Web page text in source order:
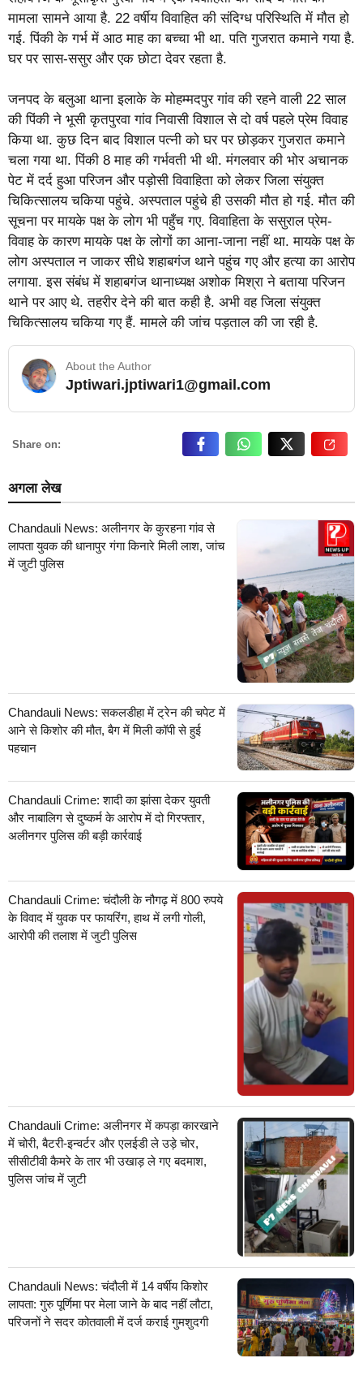
मामला सामने आया है. 22 वर्षीय विवाहित की संदिग्ध परिस्थिति में मौत हो
गई. पिंकी के गर्भ में आठ माह का बच्चा भी था. पति गुजरात कमाने गया है.
घर पर सास-ससुर और एक छोटा देवर रहता है.
जनपद के बलुआ थाना इलाके के मोहम्मदपुर गांव की रहने वाली 22 साल
की पिंकी ने भूसी कृतपुरवा गांव निवासी विशाल से दो वर्ष पहले प्रेम विवाह
किया था. कुछ दिन बाद विशाल पत्नी को घर पर छोड़कर गुजरात कमाने
चला गया था. पिंकी 8 माह की गर्भवती भी थी. मंगलवार की भोर अचानक
पेट में दर्द हुआ परिजन और पड़ोसी विवाहिता को लेकर जिला संयुक्त
चिकित्सालय चकिया पहुंचे. अस्पताल पहुंचे ही उसकी मौत हो गई. मौत की
सूचना पर मायके पक्ष के लोग भी पहुँच गए. विवाहिता के ससुराल प्रेम-
विवाह के कारण मायके पक्ष के लोगों का आना-जाना नहीं था. मायके पक्ष के
लोग अस्पताल न जाकर सीधे शहाबगंज थाने पहुंच गए और हत्या का आरोप
लगाया. इस संबंध में शहाबगंज थानाध्यक्ष अशोक मिश्रा ने बताया परिजन
थाने पर आए थे. तहरीर देने की बात कही है. अभी वह जिला संयुक्त
चिकित्सालय चकिया गए हैं. मामले की जांच पड़ताल की जा रही है.
About the Author
Jptiwari.jptiwari1@gmail.com… Read More
Share on:
अगला लेख
Chandauli News: अलीनगर के कुरहना गांव से
लापता युवक की धानापुर गंगा किनारे मिली लाश, जांच
में जुटी पुलिस
Chandauli News: सकलडीहा में ट्रेन की चपेट में
आने से किशोर की मौत, बैग में मिली कॉपी से हुई
पहचान
Chandauli Crime: शादी का झांसा देकर युवती
और नाबालिग से दुष्कर्म के आरोप में दो गिरफ्तार,
अलीनगर पुलिस की बड़ी कार्रवाई
Chandauli Crime: चंदौली के नौगढ़ में 800 रुपये
के विवाद में युवक पर फायरिंग, हाथ में लगी गोली,
आरोपी की तलाश में जुटी पुलिस
Chandauli Crime: अलीनगर में कपड़ा कारखाने
में चोरी, बैटरी-इन्वर्टर और एलईडी ले उड़े चोर,
सीसीटीवी कैमरे के तार भी उखाड़ ले गए बदमाश,
पुलिस जांच में जुटी
Chandauli News: चंदौली में 14 वर्षीय किशोर
लापता: गुरु पूर्णिमा पर मेला जाने के बाद नहीं लौटा,
परिजनों ने सदर कोतवाली में दर्ज कराई गुमशुदगी